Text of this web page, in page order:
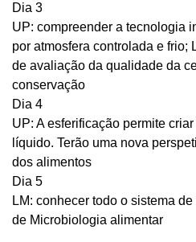
Dia 3
UP: compreender a tecnologia
por atmosfera controlada e frio;
de avaliação da qualidade da
conservação
Dia 4
UP: A esferificação permite
líquido. Terão uma nova
dos alimentos
Dia 5
LM: conhecer todo o sistema
de Microbiologia alimentar